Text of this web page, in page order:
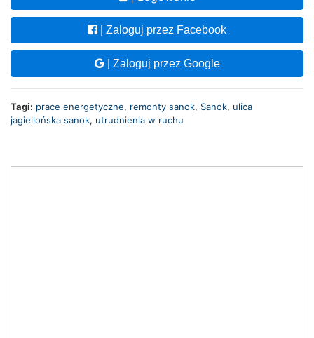
| Zaloguj przez Facebook
| Zaloguj przez Google
Tagi: prace energetyczne, remonty sanok, Sanok, ulica
jagiellońska sanok, utrudnienia w ruchu